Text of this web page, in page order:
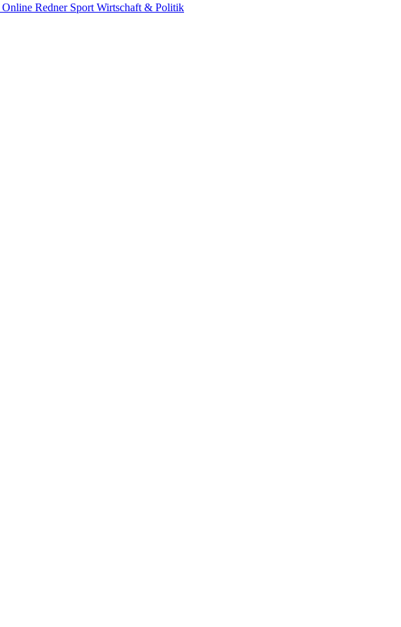
Online Redner Sport Wirtschaft & Politik